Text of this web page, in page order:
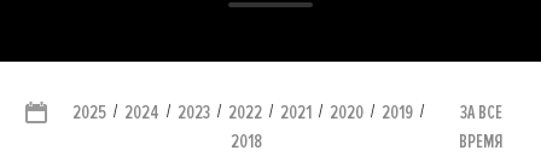
2025 / 2024 / 2023 / 2022 / 2021 / 2020 / 2019 /
2018
ЗА ВСЕ
ВРЕМЯ